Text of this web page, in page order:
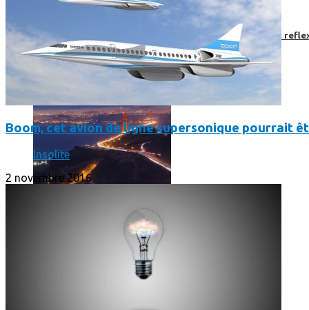
Faut-il encore emmener son bon vieux appareil photo «
Boom, cet avion de ligne supersonique pourrait
Insolite
2 novembre 2016